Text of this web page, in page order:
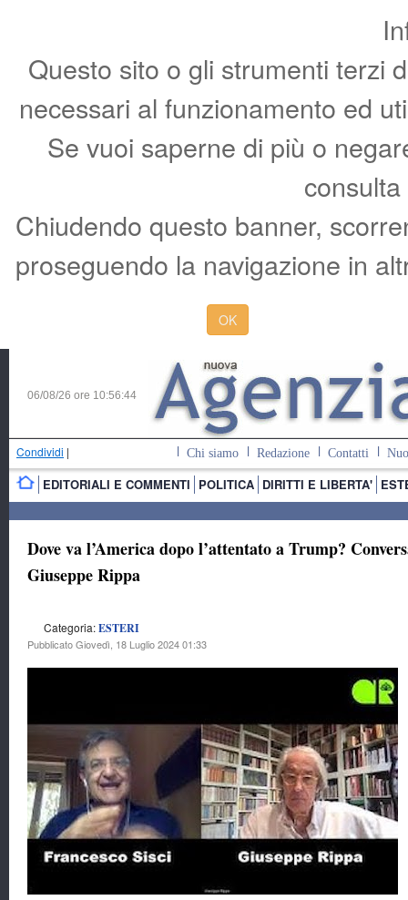
Questo sito o gli strumenti terzi
necessari al funzionamento ed
Se vuoi saperne di più o
Chiudendo questo banner,
proseguendo la navigazione in
OK
06/08/26 ore 10:56:45
Condividi | Chi siamo Redazione Contatti
EDITORIALI E COMMENTI POLITICA DIRITTI E LIBERTA'
Dove va l’America dopo l’attentato a Trump?
Giuseppe Rippa
Categoria:ESTERI
Pubblicato Giovedì, 18 Luglio 2024 01:33